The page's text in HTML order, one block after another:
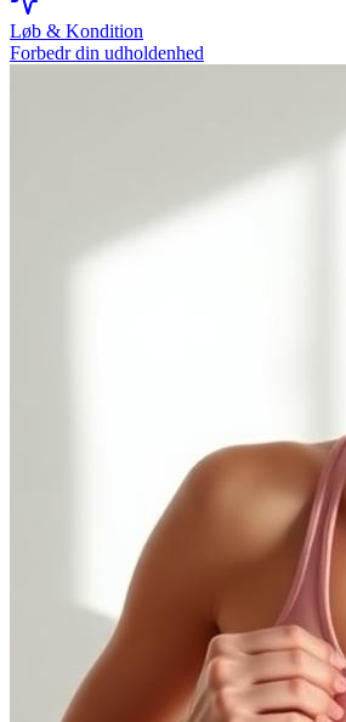
Løb & Kondition
Forbedr din udholdenhed